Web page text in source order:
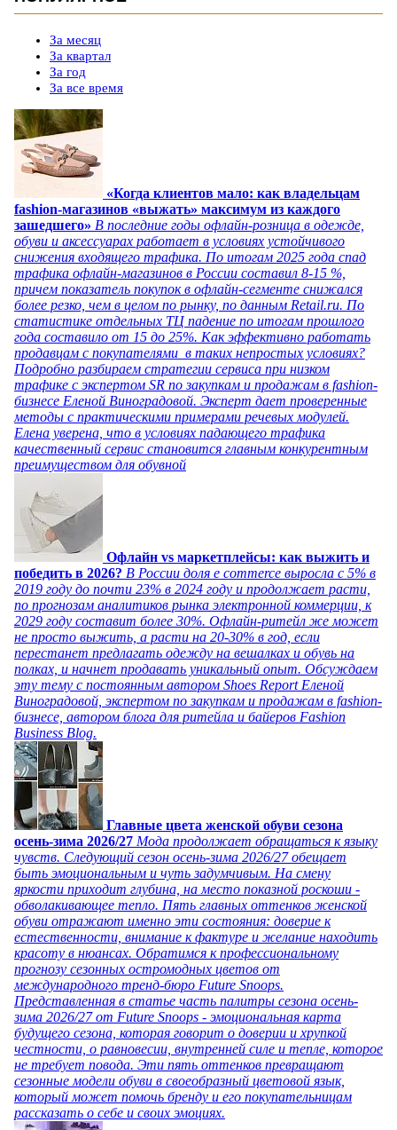
За месяц
За квартал
За год
За все время
«Когда клиентов мало: как владельцам
fashion-магазинов «выжать» максимум из каждого
зашедшего» В последние годы офлайн-розница в одежде,
обуви и аксессуарах работает в условиях устойчивого
снижения входящего трафика. По итогам 2025 года спад
трафика офлайн-магазинов в России составил 8-15 %,
причем показатель покупок в офлайн-сегменте снижался
более резко, чем в целом по рынку, по данным Retail.ru. По
статистике отдельных ТЦ падение по итогам прошлого
года составило от 15 до 25%. Как эффективно работать
продавцам с покупателями в таких непростых условиях?
Подробно разбираем стратегии сервиса при низком
трафике с экспертом SR по закупкам и продажам в fashion-
бизнесе Еленой Виноградовой. Эксперт дает проверенные
методы с практическими примерами речевых модулей.
Елена уверена, что в условиях падающего трафика
качественный сервис становится главным конкурентным
преимуществом для обувной
Офлайн vs маркетплейсы: как выжить и
победить в 2026? В России доля e commerce выросла с 5% в
2019 году до почти 23% в 2024 году и продолжает расти,
по прогнозам аналитиков рынка электронной коммерции, к
2029 году составит более 30%. Офлайн-ритейл же может
не просто выжить, а расти на 20-30% в год, если
перестанет предлагать одежду на вешалках и обувь на
полках, и начнет продавать уникальный опыт. Обсуждаем
эту тему с постоянным автором Shoes Report Еленой
Виноградовой, экспертом по закупкам и продажам в fashion-
бизнесе, автором блога для ритейла и байеров Fashion
Business Blog.
Главные цвета женской обуви сезона
осень-зима 2026/27 Мода продолжает обращаться к языку
чувств. Следующий сезон осень-зима 2026/27 обещает
быть эмоциональным и чуть задумчивым. На смену
яркости приходит глубина, на место показной роскоши -
обволакивающее тепло. Пять главных оттенков женской
обуви отражают именно эти состояния: доверие к
естественности, внимание к фактуре и желание находить
красоту в нюансах. Обратимся к профессиональному
прогнозу сезонных остромодных цветов от
международного тренд-бюро Future Snoops.
Представленная в статье часть палитры сезона осень-
зима 2026/27 от Future Snoops - эмоциональная карта
будущего сезона, которая говорит о доверии и хрупкой
честности, о равновесии, внутренней силе и тепле, которое
не требует повода. Эти пять оттенков превращают
сезонные модели обуви в своеобразный цветовой язык,
который может помочь бренду и его покупательницам
рассказать о себе и своих эмоциях.